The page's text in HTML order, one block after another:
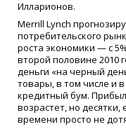
Илларионов.
Merrill Lynch
потребительского
роста экономики — с
второй половине 2010
деньги «на черный
товары, в том числе и
кредитный бум.
возрастет, но десятки,
времени просто не